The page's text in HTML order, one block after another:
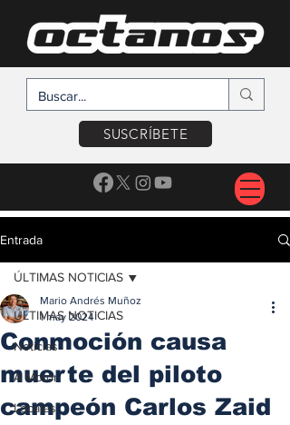
SUSCRÍBETE
Entrada
ÚLTIMAS NOTICIAS
Noticias
A Motor
Locales
ÚLTIMAS NOTICIAS
Conmoción causa
muerte del piloto
campeón Carlos Zaid
Mario Andrés Muñoz
1 may 2024